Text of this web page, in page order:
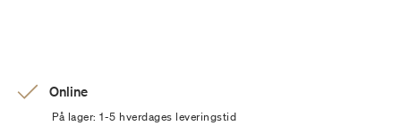
Online
På lager: 1-5 hverdages leveringstid